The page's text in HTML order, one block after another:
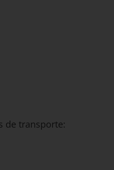
de transporte: